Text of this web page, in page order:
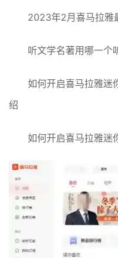
2023年2月喜马拉雅
听文学名著用哪一个
如何开启喜马拉雅迷
绍
如何开启喜马拉雅迷